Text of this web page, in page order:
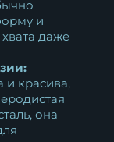
и
даже
и красива,
она